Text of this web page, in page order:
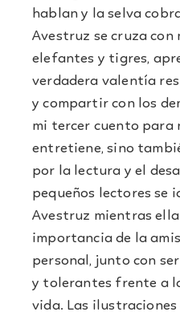
hablan y la selva
Avestruz se cruza con
elefantes y tigres,
verdadera valentía
y compartir con los
mi tercer cuento para
entretiene, sino
por la lectura y el
pequeños lectores se
Avestruz mientras
importancia de la
personal, junto con
y tolerantes frente a
vida. Las